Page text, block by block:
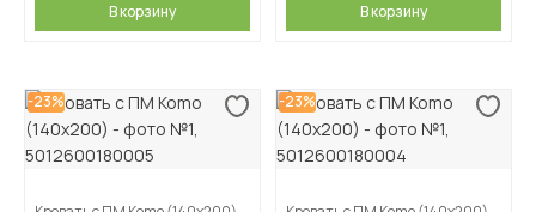
В корзину В корзину
-23% -23%